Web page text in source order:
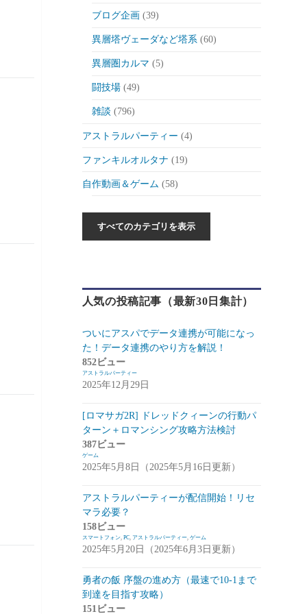
ブログ企画 (39)
異層塔ヴェーダなど塔系(60)
異層圏カルマ (5)
闘技場(49)
雑談 (796)
アストラルパーティー (4)
ファンキルオルタナ (19)
自作動画＆ゲーム (58)
自作ゲーム紹介 (6)
ゲーム(175)
スマートフォン(94)
PC (7)
お知らせ(6)
コンパイル (9)
姫プタワー
攻略 (9)
雑談・感想(2)
リーグ・オブ・ワンダーランド(リグワ
ン)(20)
攻略(14)
雑談(14)
人気の投稿記事（最新30日集計）
ついにアスパでデータ連携が可能になっ
た！データ連携のやり方を解説！
852ビュー
アストラルパーティー
2025年12月29日
[ロマサガ2R] ドレッドクィーンの行動パ
ターン＋ロマンシング攻略方法検討
387ビュー
ゲーム
2025年5月8日（2025年5月16日更新）
アストラルパーティーが配信開始！リセ
マラ必要？
158ビュー
スマートフォン, PC, アストラルパーティー, ゲーム
2025年5月20日（2025年6月3日更新）
勇者の飯 序盤の進め方（最速で10-1まで
到達を目指す攻略）
151ビュー